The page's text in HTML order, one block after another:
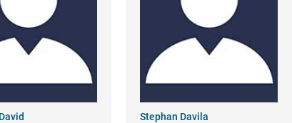
Stephan Davila